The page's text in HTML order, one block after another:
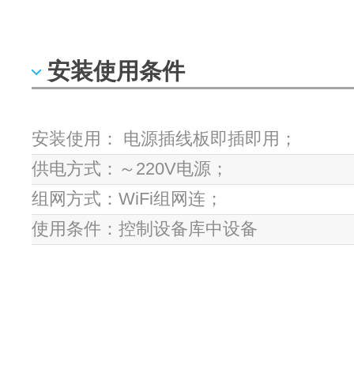
安装使用条件
安装使用： 电源插线板即插即用；
供电方式：～220V电源；
组网方式：WiFi组网连；
使用条件：控制设备库中设备